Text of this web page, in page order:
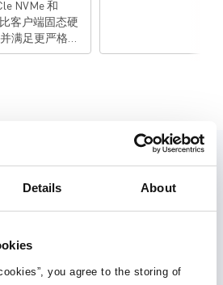
Details About
you agree to the storing of
NVMe 和
客户端固态硬
满足更严格的
服务器和数据
的普及以及云
趋势都要求以
备尺寸实现更
能力。大型服
级SSD（PCle
要实现可靠的
况和外部突发
3D 模型